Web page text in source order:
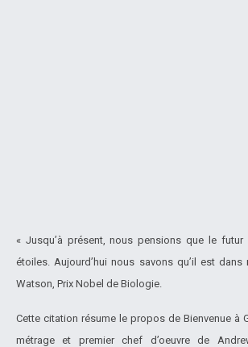
« Jusqu’à présent, nous pensions que le
étoiles. Aujourd’hui nous savons qu’il est
Watson, Prix Nobel de Biologie.
Cette citation résume le propos de Bienvenue à
métrage et premier chef d’oeuvre de